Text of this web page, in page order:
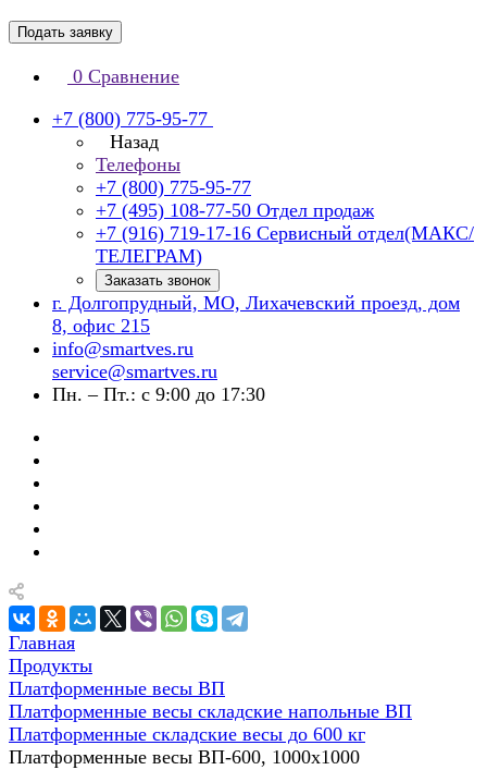
Подать заявку
0 Сравнение
+7 (800) 775-95-77
Назад
Телефоны
+7 (800) 775-95-77
+7 (495) 108-77-50 Отдел продаж
+7 (916) 719-17-16 Сервисный отдел(МАКС/
ТЕЛЕГРАМ)
Заказать звонок
г. Долгопрудный, МО, Лихачевский проезд, дом
8, офис 215
info@smartves.ru
service@smartves.ru
Пн. – Пт.: с 9:00 до 17:30
Главная
Продукты
Платформенные весы ВП
Платформенные весы складские напольные ВП
Платформенные складские весы до 600 кг
Платформенные весы ВП-600, 1000x1000